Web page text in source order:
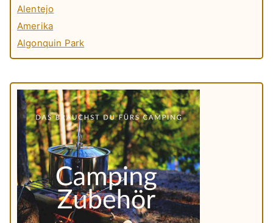
Alentejo
Amerika
Algonquin Park